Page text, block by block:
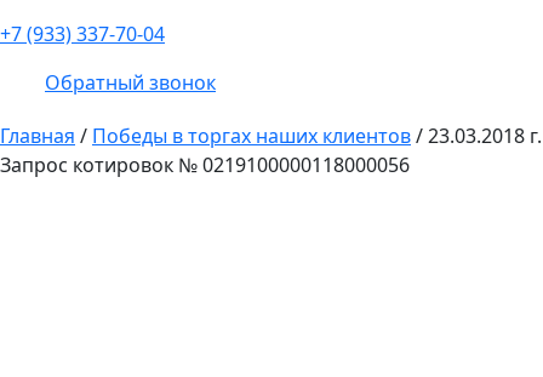
+7 (933) 337-70-04
Обратный звонок
Главная / Победы в торгах наших клиентов/23.03.2018 г.
Запрос котировок № 0219100000118000056